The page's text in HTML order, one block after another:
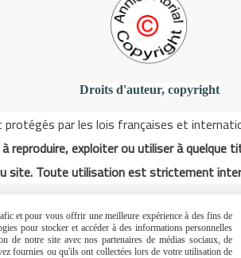
Droits d'auteur, copyright
par les lois françaises et
reproduire, exploiter ou utiliser à
site. Toute utilisation est strictement
Facebook est désactivé. Autoriser
et pour vous offrir une meilleure expérience à des fins de
pour stocker et accéder à des informations personnelles
de notre site avec nos partenaires de médias sociaux, de
fournies ou qu'ils ont collectées lors de votre utilisation de